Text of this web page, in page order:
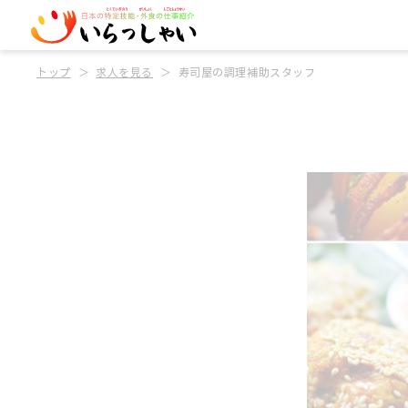
トップ 求人を見る 寿司屋の調理補助スタッフ